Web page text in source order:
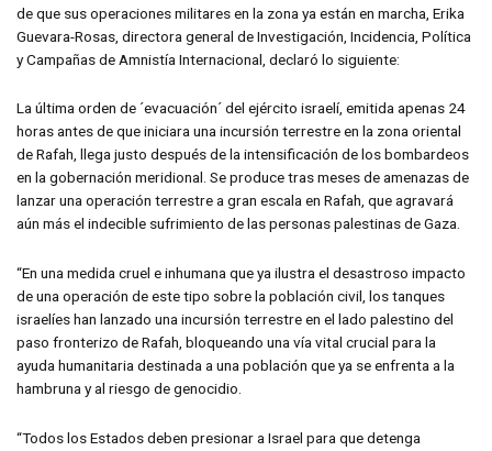
de que sus operaciones militares en la zona ya están en marcha, Erika
Guevara-Rosas, directora general de Investigación, Incidencia, Política
y Campañas de Amnistía Internacional, declaró lo siguiente:
La última orden de ´evacuación´ del ejército israelí, emitida apenas 24
horas antes de que iniciara una incursión terrestre en la zona oriental
de Rafah, llega justo después de la intensificación de los bombardeos
en la gobernación meridional. Se produce tras meses de amenazas de
lanzar una operación terrestre a gran escala en Rafah, que agravará
aún más el indecible sufrimiento de las personas palestinas de Gaza.
“En una medida cruel e inhumana que ya ilustra el desastroso impacto
de una operación de este tipo sobre la población civil, los tanques
israelíes han lanzado una incursión terrestre en el lado palestino del
paso fronterizo de Rafah, bloqueando una vía vital crucial para la
ayuda humanitaria destinada a una población que ya se enfrenta a la
hambruna y al riesgo de genocidio.
“Todos los Estados deben presionar a Israel para que detenga